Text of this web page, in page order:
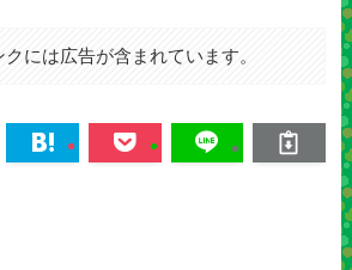
には広告が含まれています。